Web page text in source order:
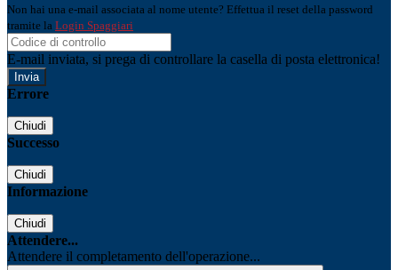
Non hai una e-mail associata al nome utente? Effettua il reset della password
tramite la Login Spaggiari
E-mail inviata, si prega di controllare la casella di posta elettronica!
Errore
Chiudi
Successo
Chiudi
Informazione
Chiudi
Attendere...
Attendere il completamento dell'operazione...